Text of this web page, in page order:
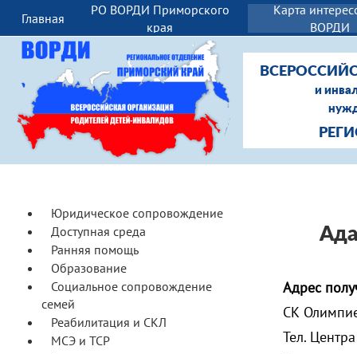
Главная
РО ВОРДИ Приморского
края
Карта
ВОРДИ
и
Юридическое сопровождение
Доступная среда
Ранняя помощь
Образование
Социальное сопровождение
семей
Реабилитация и СКЛ
МСЭ и ТСР
Адрес
СК
Тел.